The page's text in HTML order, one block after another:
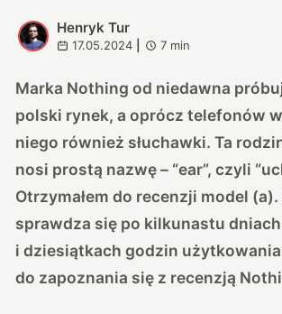
H
Henryk Tur
17.05.2024 7 min
Marka Nothing od niedawna
polski rynek, a oprócz telefonów
niego również słuchawki. Ta
nosi prostą nazwę – “ear”, czyli
Otrzymałem do recenzji model (a).
sprawdza się po kilkunastu
i dziesiątkach godzin
do zapoznania się z recenzją